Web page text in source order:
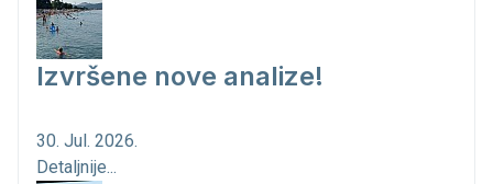
Izvršene nove analize!
30. Jul. 2026.
Detaljnije...